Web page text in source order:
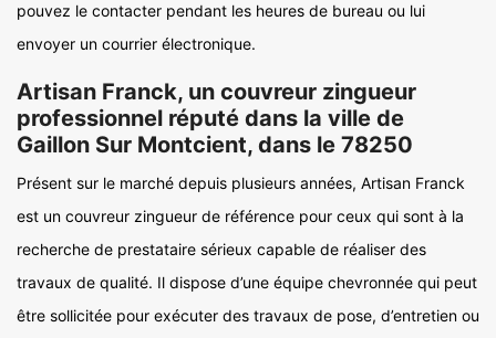
pouvez le contacter pendant les heures de bureau ou lui
envoyer un courrier électronique.
Artisan Franck, un couvreur zingueur
professionnel réputé dans la ville de
Gaillon Sur Montcient, dans le 78250
Présent sur le marché depuis plusieurs années, Artisan Franck
est un couvreur zingueur de référence pour ceux qui sont à la
recherche de prestataire sérieux capable de réaliser des
travaux de qualité. Il dispose d’une équipe chevronnée qui peut
être sollicitée pour exécuter des travaux de pose, d’entretien ou